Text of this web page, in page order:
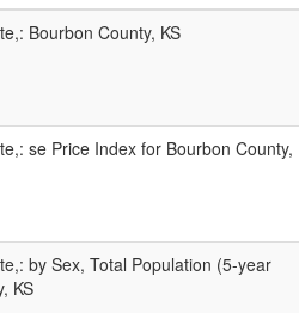
Bourbon County, KS
se Price Index for Bourbon County,
by Sex, Total Population (5-year
KS